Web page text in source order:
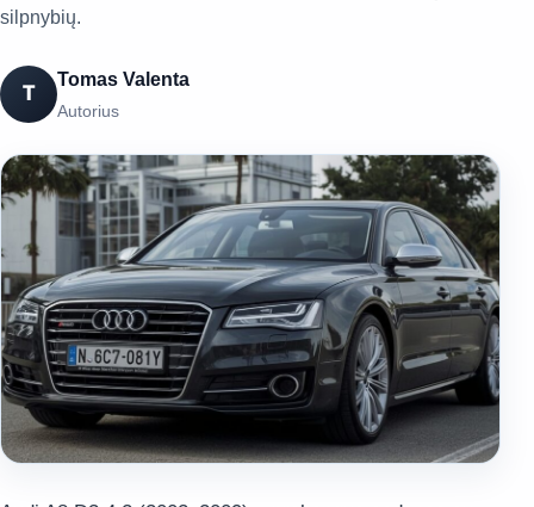
silpnybių.
T
Tomas Valenta
Autorius